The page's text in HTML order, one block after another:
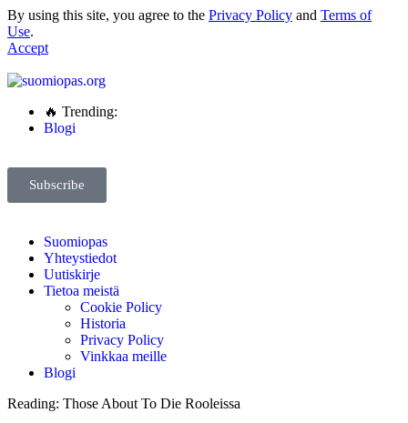
By using this site, you agree to the Privacy Policy and Terms of
Use.
Accept
🔥 Trending:
Blogi
Subscribe
Suomiopas
Yhteystiedot
Uutiskirje
Tietoa meistä
Cookie Policy
Historia
Privacy Policy
Vinkkaa meille
Blogi
Reading: Those About To Die Rooleissa